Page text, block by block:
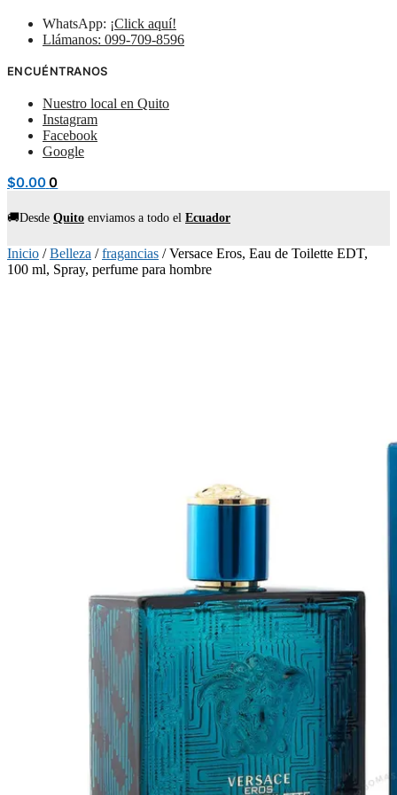
WhatsApp: ¡Click aquí!
Llámanos: 099-709-8596
ENCUÉNTRANOS
Nuestro local en Quito
Instagram
Facebook
Google
$0.00 0
🚚Desde Quito enviamos a todo el Ecuador
Inicio /Belleza /fragancias /Versace Eros, Eau de Toilette EDT,
100 ml, Spray, perfume para hombre